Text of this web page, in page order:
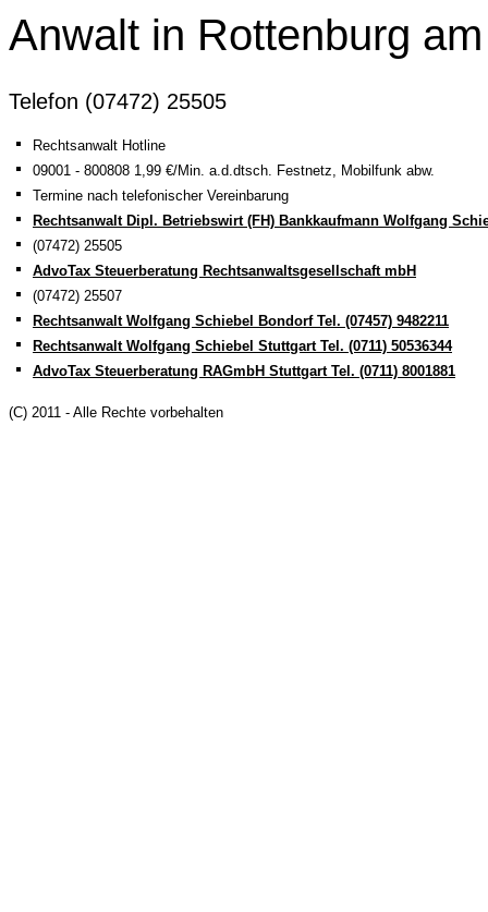
Anwalt in Rottenburg
Telefon (07472) 25505
Rechtsanwalt Hotline
09001 - 800808 1,99 €/Min. a.d.dtsch. Festnetz, Mobilfunk abw.
Termine nach telefonischer Vereinbarung
Rechtsanwalt Dipl. Betriebswirt (FH) Bankkaufmann Wolfgang
(07472) 25505
AdvoTax Steuerberatung Rechtsanwaltsgesellschaft mbH
(07472) 25507
Rechtsanwalt Wolfgang Schiebel Bondorf Tel. (07457) 9482211
Rechtsanwalt Wolfgang Schiebel Stuttgart Tel. (0711) 50536344
AdvoTax Steuerberatung RAGmbH Stuttgart Tel. (0711) 8001881
(C) 2011 - Alle Rechte vorbehalten